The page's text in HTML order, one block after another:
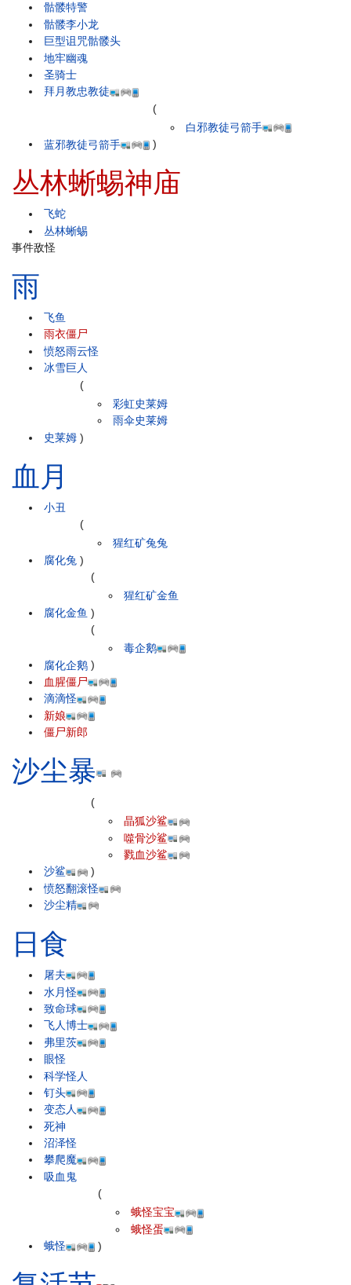
骷髅特警
骷髅李小龙
巨型诅咒骷髅头
地牢幽魂
圣骑士
拜月教忠教徒
蓝邪教徒弓箭手
(
白邪教徒弓箭手
)
丛林蜥蜴神庙
飞蛇
丛林蜥蜴
事件敌怪
雨
飞鱼
雨衣僵尸
愤怒雨云怪
冰雪巨人
史莱姆
(
彩虹史莱姆
雨伞史莱姆
)
血月
小丑
腐化兔
(
猩红矿兔兔
)
腐化金鱼
(
猩红矿金鱼
)
腐化企鹅
(
毒企鹅
)
血腥僵尸
滴滴怪
新娘
僵尸新郎
沙尘暴
沙鲨
(
晶狐沙鲨
噬骨沙鲨
戮血沙鲨
)
愤怒翻滚怪
沙尘精
日食
屠夫
水月怪
致命球
飞人博士
弗里茨
眼怪
科学怪人
钉头
变态人
死神
沼泽怪
攀爬魔
吸血鬼
蛾怪
(
蛾怪宝宝
蛾怪蛋
)